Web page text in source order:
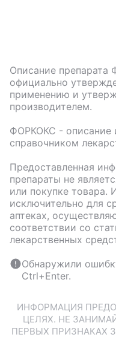
Описание препарата
официально
применению и
производителем.
ФОРКОКС - описание
справочником
Предоставленная
препараты не
или покупке товара.
исключительно для
аптеках,
соответствии со
лекарственных
Обнаружили
Ctrl+Enter.
ИНФОРМАЦИЯ
ЦЕЛЯХ. НЕ
ПЕРВЫХ ПРИЗНАКАХ